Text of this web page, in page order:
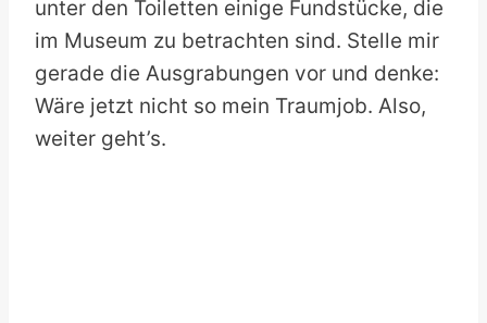
unter den Toiletten einige Fundstücke, die
im Museum zu betrachten sind. Stelle mir
gerade die Ausgrabungen vor und denke:
Wäre jetzt nicht so mein Traumjob. Also,
weiter geht’s.